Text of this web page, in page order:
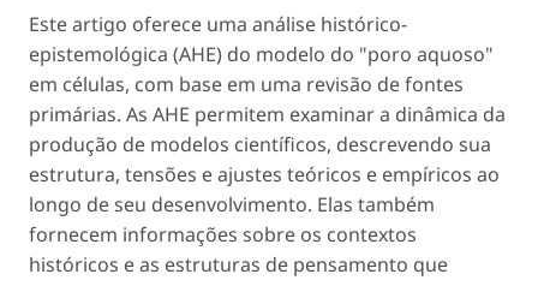
Este artigo oferece uma análise histórico-
epistemológica (AHE) do modelo do "poro aquoso"
em células, com base em uma revisão de fontes
primárias. As AHE permitem examinar a dinâmica da
produção de modelos científicos, descrevendo sua
estrutura, tensões e ajustes teóricos e empíricos ao
longo de seu desenvolvimento. Elas também
fornecem informações sobre os contextos
históricos e as estruturas de pensamento que